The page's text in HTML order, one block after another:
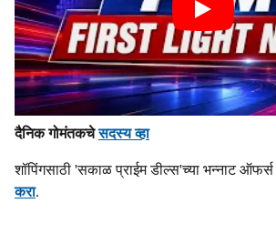
दैनिक गोमंतकचेसदस्य व्हा
शॉपिंगसाठी 'सकाळ प्राईम डील्स'च्या भन्नाट ऑफर्स
करा.